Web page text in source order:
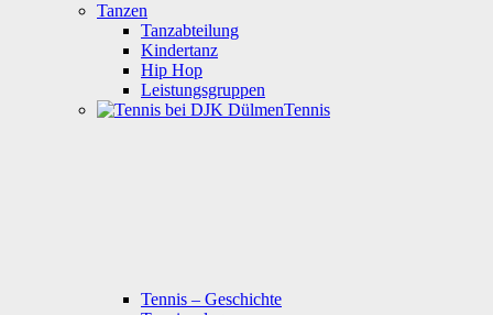
Tanzen
Tanzabteilung
Kindertanz
Hip Hop
Leistungsgruppen
Tennis
Tennis – Geschichte